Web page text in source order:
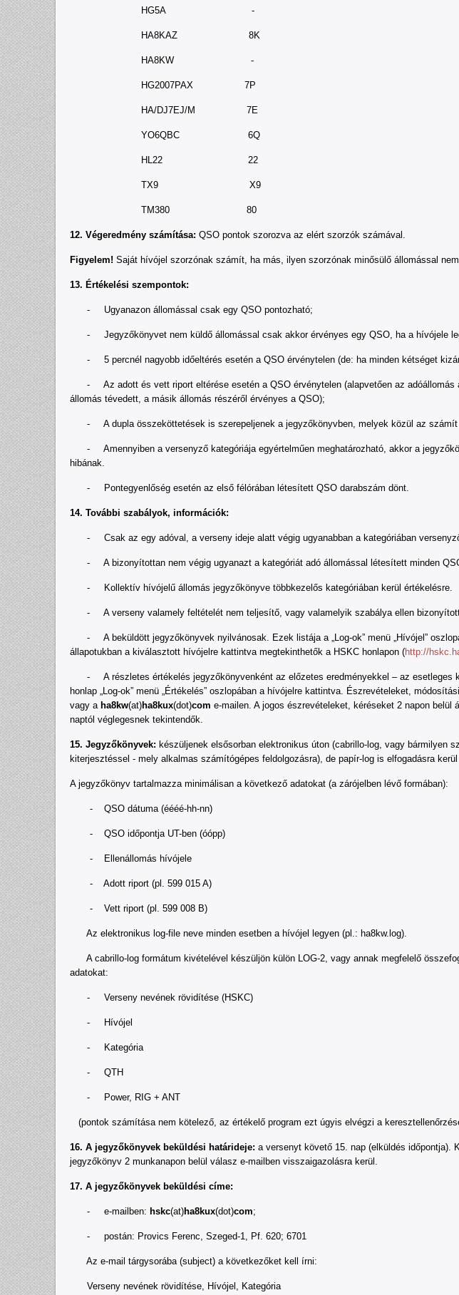
HG5A -
HA8KAZ 8K
HA8KW -
HG2007PAX 7P
HA/DJ7EJ/M 7E
YO6QBC 6Q
HL22 22
TX9 X9
TM380 80
12. Végeredmény számítása: QSO pontok szorozva az elért szorzók számával.
Figyelem! Saját hívójel szorzónak számít, ha más, ilyen szorzónak minősülő állomással
13. Értékelési szempontok:
- Ugyanazon állomással csak egy QSO pontozható;
- Jegyzőkönyvet nem küldő állomással csak akkor érvényes egy QSO, ha a hívójele
- 5 percnél nagyobb időeltérés esetén a QSO érvénytelen (de: ha minden kétséget
- Az adott és vett riport eltérése esetén a QSO érvénytelen (alapvetően az adóállomás
állomás tévedett, a másik állomás részéről érvényes a QSO);
- A dupla összeköttetések is szerepeljenek a jegyzőkönyvben, melyek közül az számít
- Amennyiben a versenyző kategóriája egyértelműen meghatározható, akkor a
hibának.
- Pontegyenlőség esetén az első félórában létesített QSO darabszám dönt.
14. További szabályok, információk:
- Csak az egy adóval, a verseny ideje alatt végig ugyanabban a kategóriában
- A bizonyítottan nem végig ugyanazt a kategóriát adó állomással létesített minden
- Kollektív hívójelű állomás jegyzőkönyve többkezelős kategóriában kerül értékelésre.
- A verseny valamely feltételét nem teljesítő, vagy valamelyik szabálya ellen
- A beküldött jegyzőkönyvek nyilvánosak. Ezek listája a „Log-ok” menü „Hívójel”
állapotukban a kiválasztott hívójelre kattintva megtekinthetők a HSKC honlapon (http://
- A részletes értékelés jegyzőkönyvenként az előzetes eredményekkel – az esetleges
honlap „Log-ok” menü „Értékelés” oszlopában a hívójelre kattintva. Észrevételeket,
vagy a ha8kw(at)ha8kux(dot)com e-mailen. A jogos észrevételeket, kéréseket 2 napon
naptól véglegesnek tekintendők.
15. Jegyzőkönyvek: készüljenek elsősorban elektronikus úton (cabrillo-log, vagy
kiterjesztéssel - mely alkalmas számítógépes feldolgozásra), de papír-log is elfogadásra
A jegyzőkönyv tartalmazza minimálisan a következő adatokat (a zárójelben lévő formában):
- QSO dátuma (éééé-hh-nn)
- QSO időpontja UT-ben (óópp)
- Ellenállomás hívójele
- Adott riport (pl. 599 015 A)
- Vett riport (pl. 599 008 B)
Az elektronikus log-file neve minden esetben a hívójel legyen (pl.: ha8kw.log).
A cabrillo-log formátum kivételével készüljön külön LOG-2, vagy annak megfelelő
adatokat:
- Verseny nevének rövidítése (HSKC)
- Hívójel
- Kategória
- QTH
- Power, RIG + ANT
(pontok számítása nem kötelező, az értékelő program ezt úgyis elvégzi a
16. A jegyzőkönyvek beküldési határideje: a versenyt követő 15. nap (elküldés időpontja).
jegyzőkönyv 2 munkanapon belül válasz e-mailben visszaigazolásra kerül.
17. A jegyzőkönyvek beküldési címe:
- e-mailben: hskc(at)ha8kux(dot)com;
- postán: Provics Ferenc, Szeged-1, Pf. 620; 6701
Az e-mail tárgysorába (subject) a következőket kell írni:
Verseny nevének rövidítése, Hívójel, Kategória